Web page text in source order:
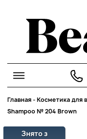
Главная-Косметика для
Shampoo № 204 Brown
Знято з